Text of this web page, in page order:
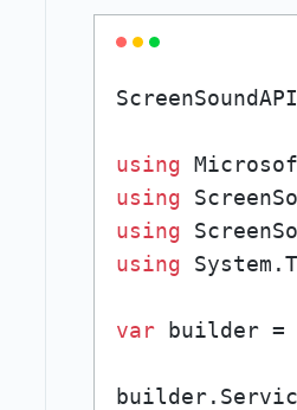
using
using
using
using
var builder =